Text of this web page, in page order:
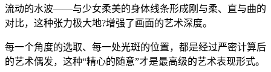
流动的水波——与少女柔美的身体线条形成刚与柔、直与曲的
对比，这种张力极大地?增强了画面的艺术深度。
每一个角度的选取、每一处光斑的位置，都是经过严密计算后
的艺术偶发，这种“精心的随意”才是最高级的艺术表现形式。